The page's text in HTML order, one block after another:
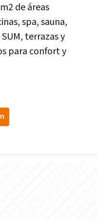
de áreas
spa, sauna,
terrazas y
para confort y